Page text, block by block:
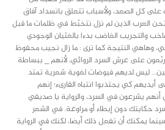
على كل الصعد، ولأسباب تتعلق بانسداد آفاق
نحن العرب الذين لم نزل نتخبّط في ظلمات ما قبل
والتجريب الغاضب بدءا بالغثيان الوجودي
وهاهي النتيجة كما ترى : ما زال نجيب محفوظ
على عرش السرد الروائي، لأنهم _ ببساطة
ليس لديهم فيوضات لغوية شعرية تمتد
كي يجتذبوا انتباه القارىء؛ إنهم
أنهم يشرعون في السرد، والرواية يا صديقي
حكايتك دون إبطاء أو مراوغة. في الشعر
يمكنك أن تفعل ذلك أيضا، لكنك في الرواية